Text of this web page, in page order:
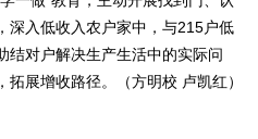
深入低收入农户家中，与215户低
结对户解决生产生活中的实际问
展增收路径。（方明校 卢凯红）